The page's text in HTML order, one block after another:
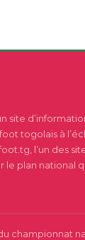
site
togolais à
l’un des
le plan national
championnat